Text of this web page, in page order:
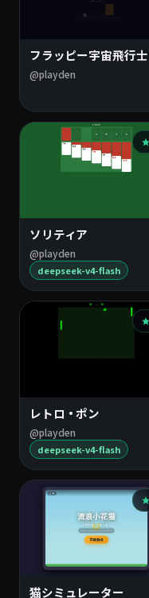
フラッピー宇宙飛行士
@playden
ソリティア
@playden
deepseek-v4-flash
レトロ・ポン
@playden
deepseek-v4-flash
猫シミュレーター